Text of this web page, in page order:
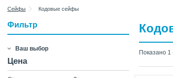
Сейфы Кодовые сейфы
Показано 1
Фильтр
Ваш выбор
Цена